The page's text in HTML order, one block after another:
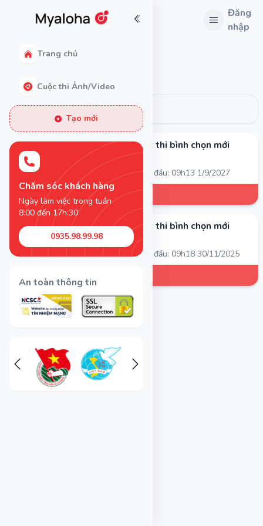
Trang chủ
Cuộc thi Ảnh/Video
Tạo mới
Chăm sóc khách hàng
Ngày làm việc trong tuần
8:00 đến 17h:30
0935.98.99.98
An toàn thông tin
Đăng
nhập
Đang diễn ra
Cuộc thi bình chọn mới
• Bắt đầu: 09h13 1/9/2027
Cuộc thi bình chọn mới
•Bắt đầu: 09h18 30/11/2025